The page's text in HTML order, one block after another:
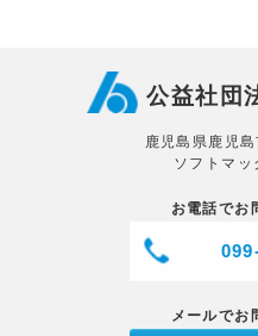
公益社団
鹿児島県鹿児
ソフトマ
お電話でお
メールでお